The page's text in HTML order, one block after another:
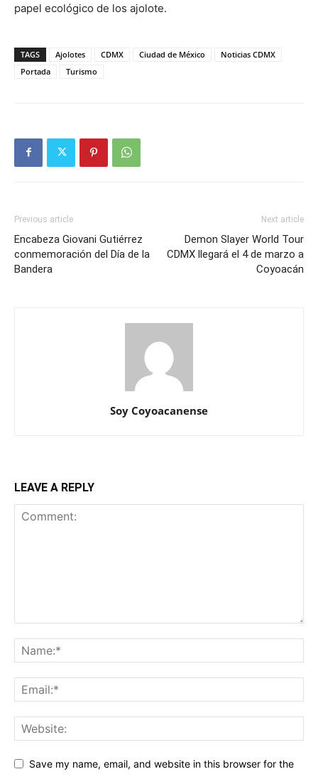
papel ecológico de los ajolote.
TAGS Ajolotes CDMX Ciudad de México
Noticias CDMX
Portada
Turismo
Previous article
Encabeza Giovani Gutiérrez
conmemoración del Día de la
Bandera
Next article
Demon Slayer World Tour
CDMX llegará el 4 de marzo a
Coyoacán
Soy Coyoacanense
LEAVE A REPLY
Save my name, email, and website in this browser for the